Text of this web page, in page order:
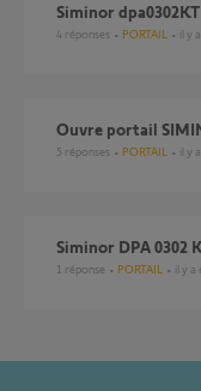
Siminor
4 réponses PORTAIL il y
Ouvre portail
5 réponses PORTAIL il y
Siminor DPA 0302
1 réponse PORTAIL il y